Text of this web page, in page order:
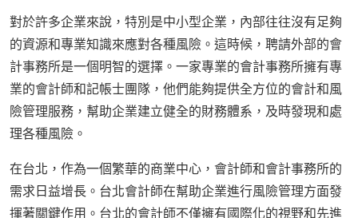
對於許多企業來說，特別是中小型企業，內部往往沒有足夠
的資源和專業知識來應對各種風險。這時候，聘請外部的會
計事務所是一個明智的選擇。一家專業的會計事務所擁有專
業的會計師和記帳士團隊，他們能夠提供全方位的會計和風
險管理服務，幫助企業建立健全的財務體系，及時發現和處
理各種風險。
在台北，作為一個繁華的商業中心，會計師和會計事務所的
需求日益增長。台北會計師在幫助企業進行風險管理方面發
揮著關鍵作用。台北的會計師不僅擁有國際化的視野和先進